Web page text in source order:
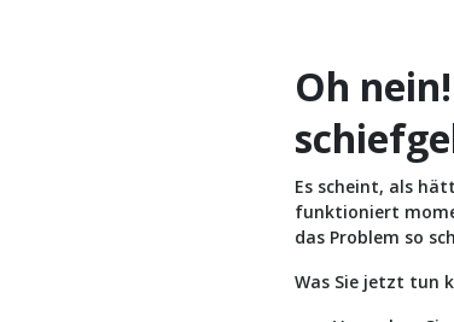
Oh
Es scheint, als
funktioniert
das Problem so
Was Sie jetzt tun